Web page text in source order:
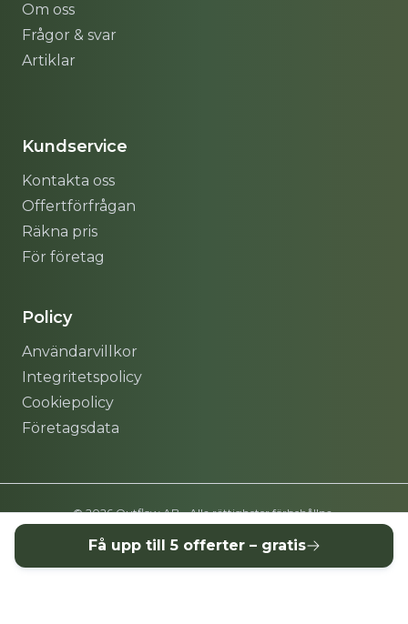
Få upp till 5 offerter – gratis
Om oss
Frågor & svar
Artiklar
Kundservice
Kontakta oss
Offertförfrågan
Räkna pris
För företag
Policy
Användarvillkor
Integritetspolicy
Cookiepolicy
Företagsdata
© 2026 Outflow AB - Alla rättigheter förbehållna.